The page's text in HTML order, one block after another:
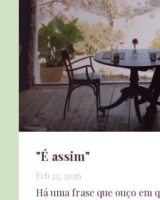
"É assim"
Feb 23, 2026
Há uma frase que ouço em